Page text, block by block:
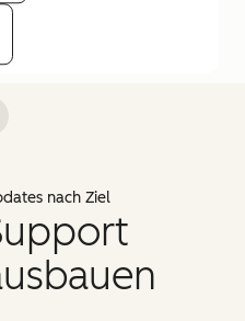
nach Ziel